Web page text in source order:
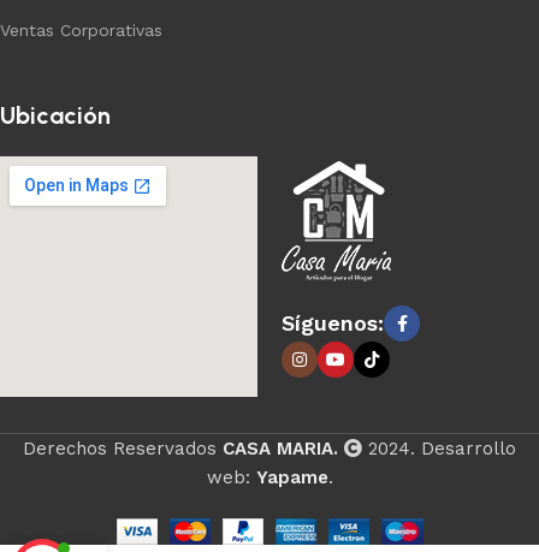
Ventas Corporativas
Ubicación
Síguenos:
Derechos Reservados CASA MARIA.
2024. Desarrollo
web: Yapame.